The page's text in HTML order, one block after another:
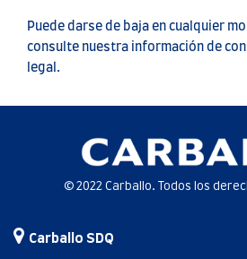
Puede darse de baja en cualquier
consulte nuestra información de
legal.
© 2022 Carballo. Todos los
Carballo SDQ